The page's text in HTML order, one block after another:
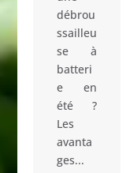
débrou
ssailleu
se à
batteri
e en
été ?
Les
avanta
ges...